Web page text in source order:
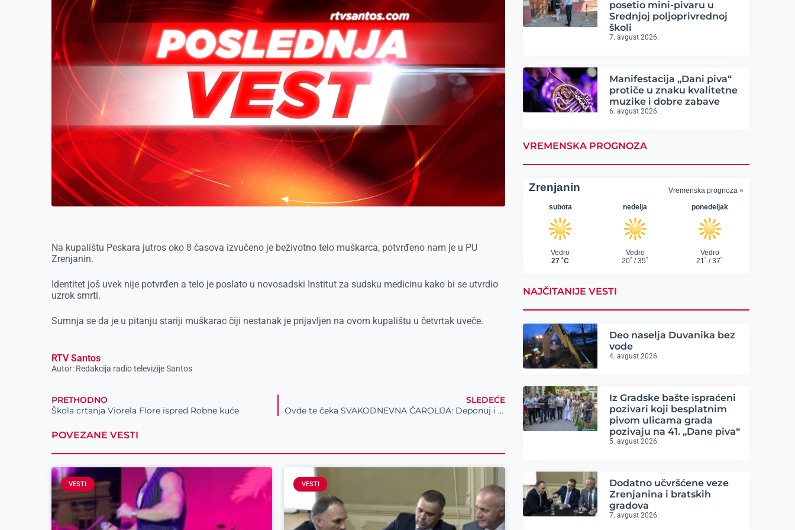
e
n
p
Na kupalištu Peskara jutros oko 8 časova izvučeno je beživotno telo muškarca, potvrđeno nam je u PU
Zrenjanin.
Identitet još uvek nije potvrđen a telo je poslato u novosadski Institut za sudsku medicinu kako bi se utvrdio
uzrok smrti.
Sumnja se da je u pitanju stariji muškarac čiji nestanak je prijavljen na ovom kupalištu u četvrtak uveče.
RTV Santos
Autor: Redakcija radio televizije Santos
PRETHODNO
Škola crtanja Viorela Flore ispred Robne kuće
SLEDEĆE
Ovde te čeka SVAKODNEVNA ČAROLIJA: Deponuj i osvoji 20% više!
POVEZANE VESTI
VESTI VESTI
posetio mini-pivaru u
Srednjoj poljoprivrednoj
školi
7. avgust 2026.
Manifestacija „Dani piva“
protiče u znaku kvalitetne
muzike i dobre zabave
6. avgust 2026.
VREMENSKA PROGNOZA
NAJČITANIJE VESTI
Deo naselja Duvanika bez
vode
4. avgust 2026.
Iz Gradske bašte ispraćeni
pozivari koji besplatnim
pivom ulicama grada
pozivaju na 41. „Dane piva“
5. avgust 2026.
Dodatno učvršćene veze
Zrenjanina i bratskih
gradova
7. avgust 2026.